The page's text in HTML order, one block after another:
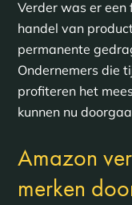
Verder was er een
handel van
permanente
Ondernemers die
profiteren het
kunnen nu
Amazon
merken